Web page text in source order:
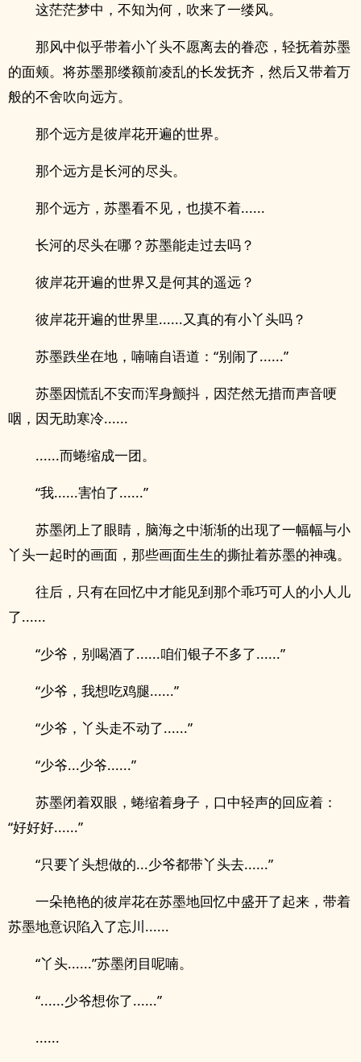
这茫茫梦中，不知为何，吹来了一缕风。
那风中似乎带着小丫头不愿离去的眷恋，轻抚着苏墨
的面颊。将苏墨那缕额前凌乱的长发抚齐，然后又带着万
般的不舍吹向远方。
那个远方是彼岸花开遍的世界。
那个远方是长河的尽头。
那个远方，苏墨看不见，也摸不着......
长河的尽头在哪？苏墨能走过去吗？
彼岸花开遍的世界又是何其的遥远？
彼岸花开遍的世界里......又真的有小丫头吗？
苏墨跌坐在地，喃喃自语道：“别闹了......”
苏墨因慌乱不安而浑身颤抖，因茫然无措而声音哽
咽，因无助寒冷......
......而蜷缩成一团。
“我......害怕了......”
苏墨闭上了眼睛，脑海之中渐渐的出现了一幅幅与小
丫头一起时的画面，那些画面生生的撕扯着苏墨的神魂。
往后，只有在回忆中才能见到那个乖巧可人的小人儿
了......
“少爷，别喝酒了......咱们银子不多了......”
“少爷，我想吃鸡腿......”
“少爷，丫头走不动了......”
“少爷...少爷......”
苏墨闭着双眼，蜷缩着身子，口中轻声的回应着：
“好好好......”
“只要丫头想做的...少爷都带丫头去......”
一朵艳艳的彼岸花在苏墨地回忆中盛开了起来，带着
苏墨地意识陷入了忘川......
“丫头......”苏墨闭目呢喃。
“......少爷想你了......”
......